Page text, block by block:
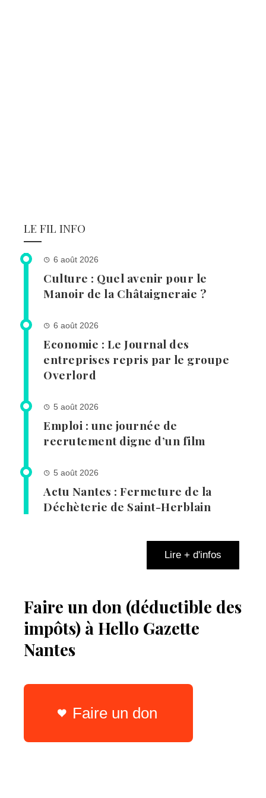
LE FIL INFO
6 août 2026
Culture : Quel avenir pour le
Manoir de la Châtaigneraie ?
6 août 2026
Economie : Le Journal des
entreprises repris par le groupe
Overlord
5 août 2026
Emploi : une journée de
recrutement digne d’un film
5 août 2026
Actu Nantes : Fermeture de la
Déchèterie de Saint-Herblain
Lire + d'infos
Faire un don (déductible des
impôts) à Hello Gazette
Nantes
Faire un don